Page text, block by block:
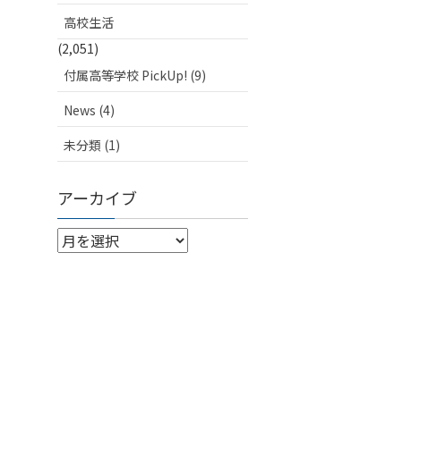
高校生活
(2,051)
付属高等学校 PickUp! (9)
News (4)
未分類 (1)
アーカイブ